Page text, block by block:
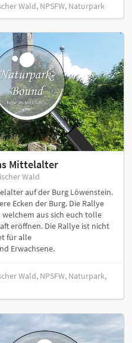
Wald, NPSFW, Naturpark
Mittelalter
Wald
auf der Burg Löwenstein.
Ecken der Burg. Die Rallye
aus sich euch tolle
eröffnen. Die Rallye ist nicht
für alle
Erwachsene.
Wald, NPSFW, Naturpark,